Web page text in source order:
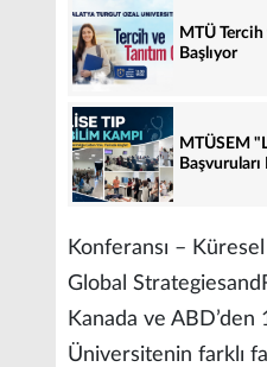
MTÜ Tercih
Başlıyor
MTÜSEM
Başvuruları
Konferansı –
Global
Kanada ve ABD’den
Üniversitenin farklı